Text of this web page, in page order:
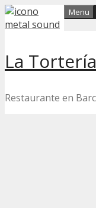
Skip
to
La
Restaurante en
Menu